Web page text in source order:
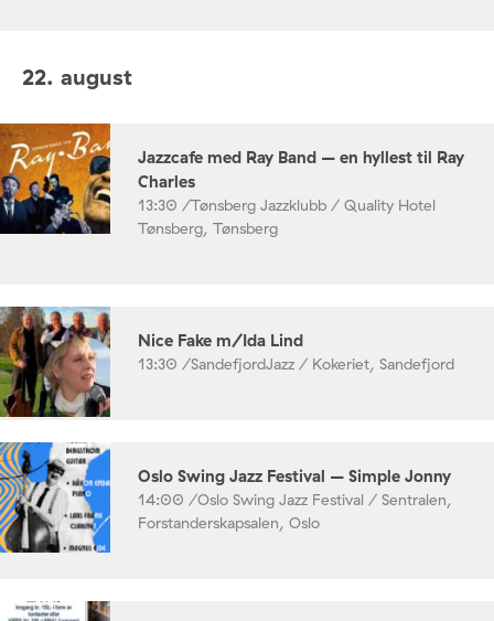
22. august
Jazzcafe med Ray Band – en hyllest til Ray
Charles
13:30 /Tønsberg Jazzklubb / Quality Hotel
Tønsberg, Tønsberg
Nice Fake m/Ida Lind
13:30 /SandefjordJazz / Kokeriet, Sandefjord
Oslo Swing Jazz Festival – Simple Jonny
14:00 /Oslo Swing Jazz Festival / Sentralen,
Forstanderskapsalen, Oslo